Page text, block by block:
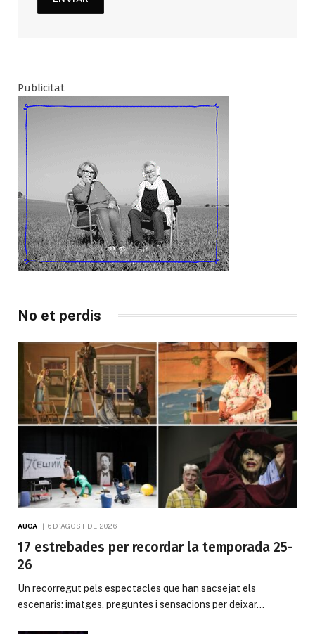
Publicitat
No et perdis
AUCA 6 D'AGOST DE 2026
17 estrebades per recordar la temporada 25-
26
Un recorregut pels espectacles que han sacsejat els
escenaris: imatges, preguntes i sensacions per deixar…